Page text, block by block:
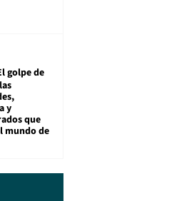
golpe de
y
que
mundo de